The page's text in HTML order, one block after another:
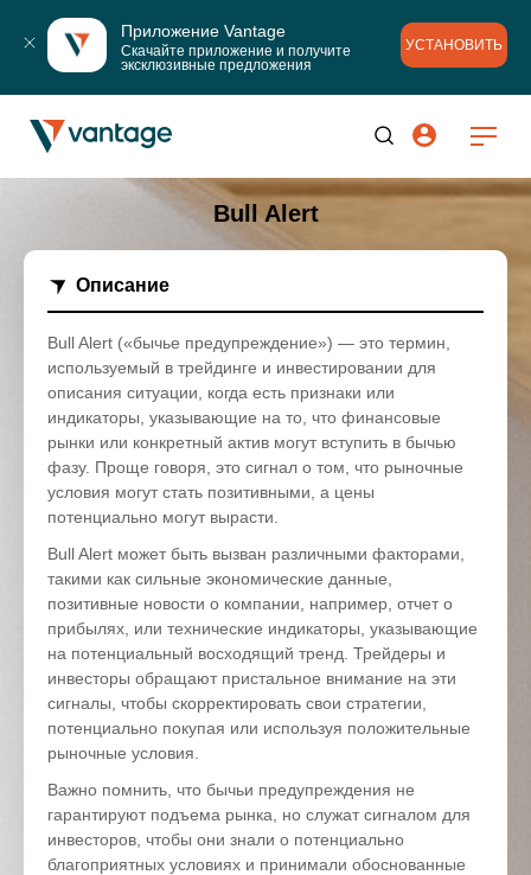
Приложение Vantage
Скачайте приложение и получите
эксклюзивные предложения
УСТАНОВИТЬ
Bull Alert
Описание
Bull Alert («бычье предупреждение») — это термин,
используемый в трейдинге и инвестировании для
описания ситуации, когда есть признаки или
индикаторы, указывающие на то, что финансовые
рынки или конкретный актив могут вступить в бычью
фазу. Проще говоря, это сигнал о том, что рыночные
условия могут стать позитивными, а цены
потенциально могут вырасти.
Bull Alert может быть вызван различными факторами,
такими как сильные экономические данные,
позитивные новости о компании, например, отчет о
прибылях, или технические индикаторы, указывающие
на потенциальный восходящий тренд. Трейдеры и
инвесторы обращают пристальное внимание на эти
сигналы, чтобы скорректировать свои стратегии,
потенциально покупая или используя положительные
рыночные условия.
Важно помнить, что бычьи предупреждения не
гарантируют подъема рынка, но служат сигналом для
инвесторов, чтобы они знали о потенциально
благоприятных условиях и принимали обоснованные